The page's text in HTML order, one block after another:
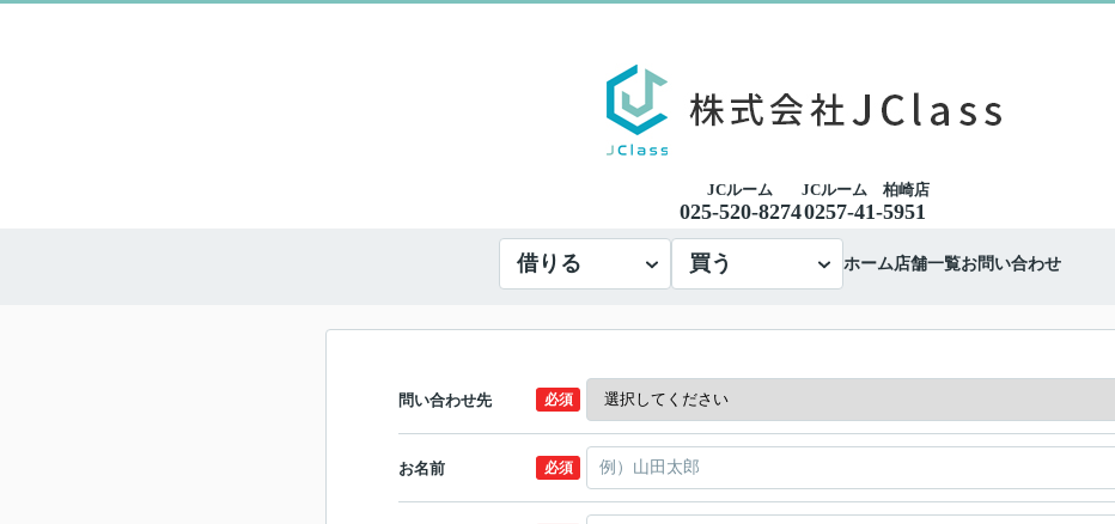
JCルーム
025-520-8274
JCルーム 柏崎店
0257-41-5951
借りる 買う ホーム店舗一覧お問い合わせ
問い合わせ先 必須
お名前 必須